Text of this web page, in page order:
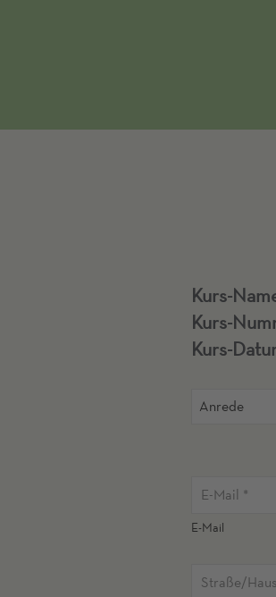
Kurs-
Kurs-
Kurs-
Anrede
E-Mail